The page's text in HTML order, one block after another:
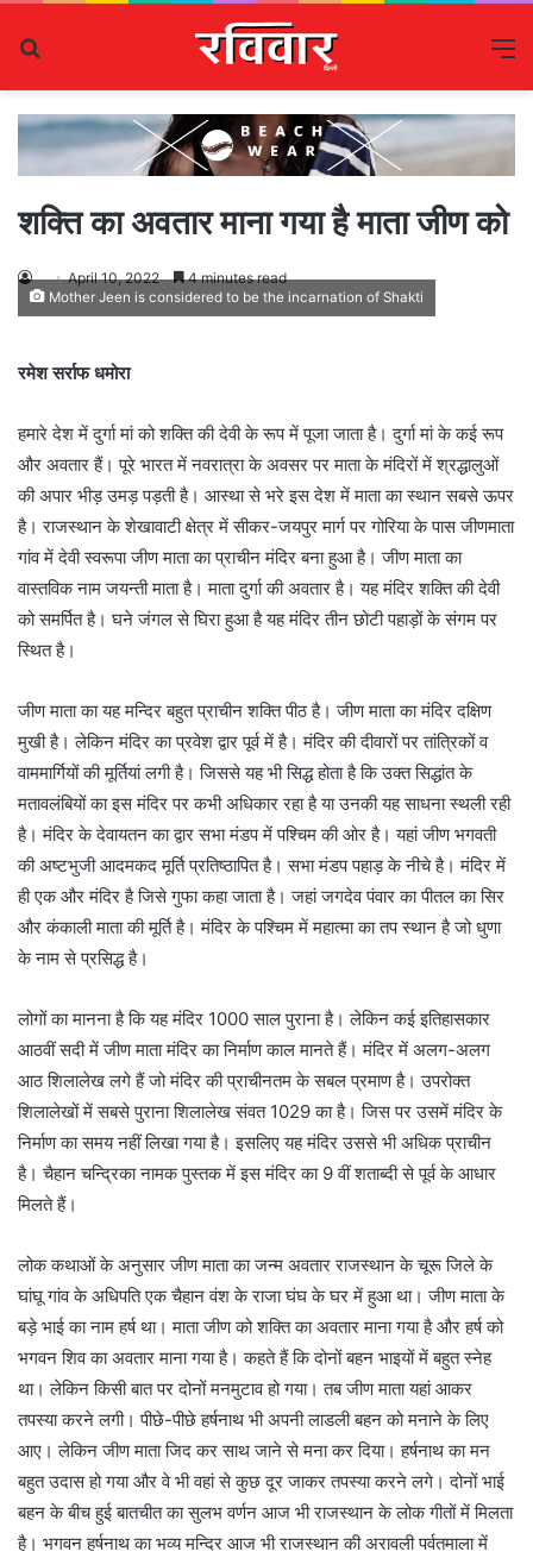
शक्ति का अवतार माना गया है माता जीण को
April 10, 2022 4 minutes read
Mother Jeen is considered to be the incarnation of Shakti
रमेश सर्राफ धमोरा
हमारे देश में दुर्गा मां को शक्ति की देवी के रूप में पूजा जाता है। दुर्गा मां के कई रूप
और अवतार हैं। पूरे भारत में नवरात्रा के अवसर पर माता के मंदिरों में श्रद्धालुओं
की अपार भीड़ उमड़ पड़ती है। आस्था से भरे इस देश में माता का स्थान सबसे ऊपर
है। राजस्थान के शेखावाटी क्षेत्र में सीकर-जयपुर मार्ग पर गोरिया के पास जीणमाता
गांव में देवी स्वरूपा जीण माता का प्राचीन मंदिर बना हुआ है। जीण माता का
वास्तविक नाम जयन्ती माता है। माता दुर्गा की अवतार है। यह मंदिर शक्ति की देवी
को समर्पित है। घने जंगल से घिरा हुआ है यह मंदिर तीन छोटी पहाड़ों के संगम पर
स्थित है।
जीण माता का यह मन्दिर बहुत प्राचीन शक्ति पीठ है। जीण माता का मंदिर दक्षिण
मुखी है। लेकिन मंदिर का प्रवेश द्वार पूर्व में है। मंदिर की दीवारों पर तांत्रिकों व
वाममार्गियों की मूर्तियां लगी है। जिससे यह भी सिद्ध होता है कि उक्त सिद्धांत के
मतावलंबियों का इस मंदिर पर कभी अधिकार रहा है या उनकी यह साधना स्थली रही
है। मंदिर के देवायतन का द्वार सभा मंडप में पश्चिम की ओर है। यहां जीण भगवती
की अष्टभुजी आदमकद मूर्ति प्रतिष्ठापित है। सभा मंडप पहाड़ के नीचे है। मंदिर में
ही एक और मंदिर है जिसे गुफा कहा जाता है। जहां जगदेव पंवार का पीतल का सिर
और कंकाली माता की मूर्ति है। मंदिर के पश्चिम में महात्मा का तप स्थान है जो धुणा
के नाम से प्रसिद्ध है।
लोगों का मानना है कि यह मंदिर 1000 साल पुराना है। लेकिन कई इतिहासकार
आठवीं सदी में जीण माता मंदिर का निर्माण काल मानते हैं। मंदिर में अलग-अलग
आठ शिलालेख लगे हैं जो मंदिर की प्राचीनतम के सबल प्रमाण है। उपरोक्त
शिलालेखों में सबसे पुराना शिलालेख संवत 1029 का है। जिस पर उसमें मंदिर के
निर्माण का समय नहीं लिखा गया है। इसलिए यह मंदिर उससे भी अधिक प्राचीन
है। चैहान चन्द्रिका नामक पुस्तक में इस मंदिर का 9 वीं शताब्दी से पूर्व के आधार
मिलते हैं।
लोक कथाओं के अनुसार जीण माता का जन्म अवतार राजस्थान के चूरू जिले के
घांघू गांव के अधिपति एक चैहान वंश के राजा घंघ के घर में हुआ था। जीण माता के
बड़े भाई का नाम हर्ष था। माता जीण को शक्ति का अवतार माना गया है और हर्ष को
भगवन शिव का अवतार माना गया है। कहते हैं कि दोनों बहन भाइयों में बहुत स्नेह
था। लेकिन किसी बात पर दोनों मनमुटाव हो गया। तब जीण माता यहां आकर
तपस्या करने लगी। पीछे-पीछे हर्षनाथ भी अपनी लाडली बहन को मनाने के लिए
आए। लेकिन जीण माता जिद कर साथ जाने से मना कर दिया। हर्षनाथ का मन
बहुत उदास हो गया और वे भी वहां से कुछ दूर जाकर तपस्या करने लगे। दोनों भाई
बहन के बीच हुई बातचीत का सुलभ वर्णन आज भी राजस्थान के लोक गीतों में मिलता
है। भगवन हर्षनाथ का भव्य मन्दिर आज भी राजस्थान की अरावली पर्वतमाला में